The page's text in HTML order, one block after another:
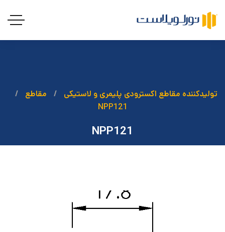
تولیدکننده مقاطع اکسترودی پلیمری و لاستیکی
مقاطع
NPP121
NPP121